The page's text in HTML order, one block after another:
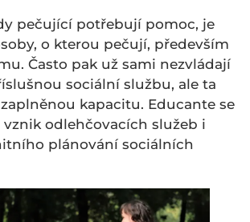
pečující potřebují pomoc, je
o kterou pečují, především
Často pak už sami nezvládají
sociální službu, ale ta
kapacitu. Educante se
odlehčovacích služeb i
plánování sociálních